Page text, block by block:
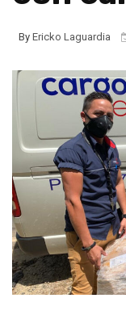
By Ericko Laguardia